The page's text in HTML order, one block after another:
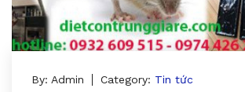
By: Admin Category: Tin tức